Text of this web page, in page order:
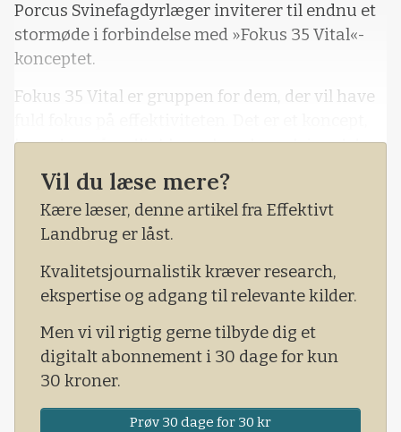
Porcus Svinefagdyrlæger inviterer til endnu et
stormøde i forbindelse med »Fokus 35 Vital«-
konceptet.
Fokus 35 Vital er gruppen for dem, der vil have
hvor der månedligt laves benchmark imod de
andre gruppedeltagere og med fire årlige
møder med eksperter fra hele Danmark som
indledere.
og finder sted på Dalum Landbrugssk
Vil du læse mere?
Kære læser, denne artikel fra Effektivt
Landbrug er låst.
Kvalitetsjournalistik kræver research,
ekspertise og adgang til relevante kilder.
Men vi vil rigtig gerne tilbyde dig et
digitalt abonnement i 30 dage for kun
30 kroner.
Prøv 30 dage for 30 kr